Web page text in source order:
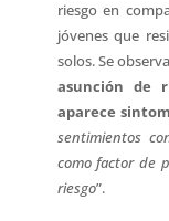
riesgo en
jóvenes que
solos. Se
asunción de
aparece
sentimientos
como factor de
riesgo”.